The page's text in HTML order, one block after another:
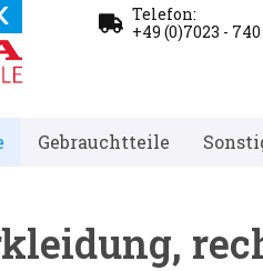
Telefon:
+49 (0)7023 - 740
Gebrauchtteile